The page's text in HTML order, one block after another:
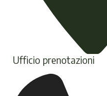
Ufficio prenotazioni